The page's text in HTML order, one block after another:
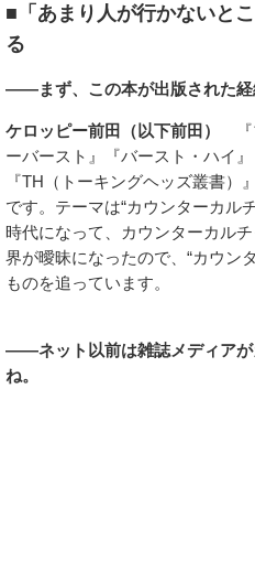
■「あまり人が行かないと
る
――まず、この本が出版された経
ケロッピー前田（以下前田）
『
ーバースト』『バースト・ハイ
『TH（トーキングヘッズ叢書）
です。テーマは“カウンターカル
時代になって、カウンターカル
界が曖昧になったので、“カウン
ものを追っています。
――ネット以前は雑誌メディアが
ね。